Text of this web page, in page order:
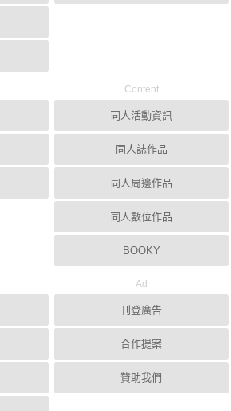
Content
同人活動資訊
同人誌作品
同人周邊作品
同人數位作品
BOOKY
Ad
刊登廣告
合作提案
贊助我們